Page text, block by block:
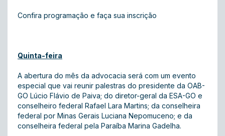
Confira programação e faça sua inscrição
Quinta-feira
A abertura do mês da advocacia será com um evento
especial que vai reunir palestras do presidente da OAB-
GO Lúcio Flávio de Paiva; do diretor-geral da ESA-GO e
conselheiro federal Rafael Lara Martins; da conselheira
federal por Minas Gerais Luciana Nepomuceno; e da
conselheira federal pela Paraíba Marina Gadelha.